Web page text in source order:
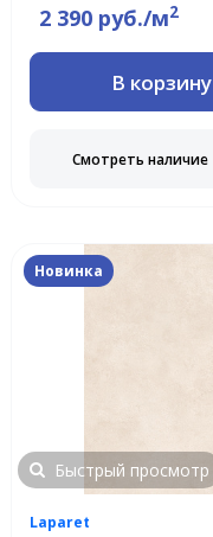
2 390 руб./м2
В корзину
Смотреть наличие
Новинка
Быстрый просмотр
Laparet